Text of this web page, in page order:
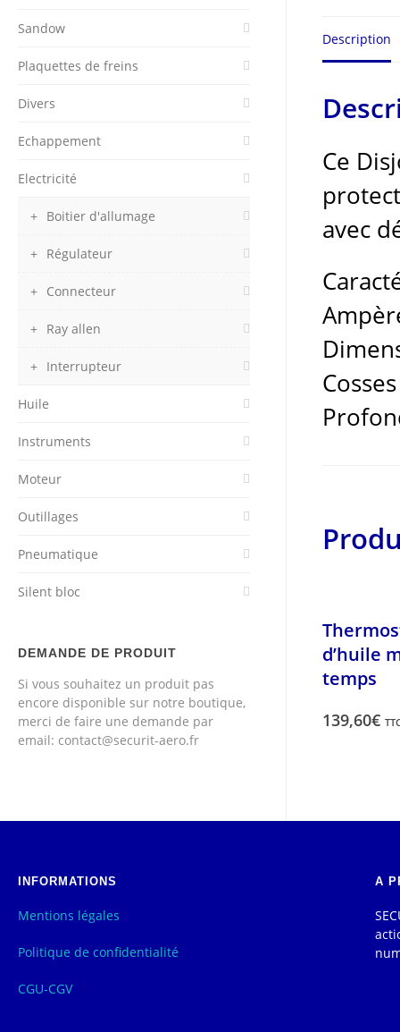
Description
Ce
avec
d’huile
temps
139,60€
Sandow
Plaquettes de freins
Divers
Echappement
Electricité
Boitier d'allumage
Régulateur
Connecteur
Ray allen
Interrupteur
Huile
Instruments
Moteur
Outillages
Pneumatique
Silent bloc
DEMANDE DE PRODUIT
Si vous souhaitez un produit pas
encore disponible sur notre boutique,
merci de faire une demande par
email: contact@securit-aero.fr
INFORMATIONS
Mentions légales
Politique de confidentialité
CGU-CGV
A